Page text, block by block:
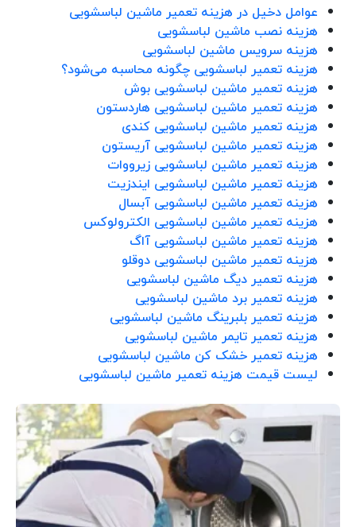
عوامل دخیل در هزینه تعمیر ماشین لباسشویی
هزینه نصب ماشین لباسشویی
هزینه سرویس ماشین لباسشویی
هزینه تعمیر لباسشویی چگونه محاسبه می‌شود؟
هزینه تعمیر ماشین لباسشویی بوش
هزینه تعمیر ماشین لباسشویی هاردستون
هزینه تعمیر ماشین لباسشویی کندی
هزینه تعمیر ماشین لباسشویی آریستون
هزینه تعمیر ماشین لباسشویی زیرووات
هزینه تعمیر ماشین لباسشویی ایندزیت
هزینه تعمیر ماشین لباسشویی آبسال
هزینه تعمیر ماشین لباسشویی الکترولوکس
هزینه تعمیر ماشین لباسشویی آاگ
هزینه تعمیر ماشین لباسشویی دوقلو
هزینه تعمیر دیگ ماشین لباسشویی
هزینه تعمیر برد ماشین لباسشویی
هزینه تعمیر بلبرینگ ماشین لباسشویی
هزینه تعمیر تایمر ماشین لباسشویی
هزینه تعمیر خشک کن ماشین لباسشویی
لیست قیمت هزینه تعمیر ماشین لباسشویی